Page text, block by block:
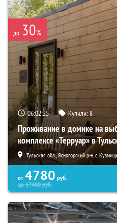
до 30%
06:02:23 Купили:8
Проживание в домике на
комплексе «Терруар» в
Тульская обл., Ясногорский р-н, с.
от 4780 руб.
до57400руб.